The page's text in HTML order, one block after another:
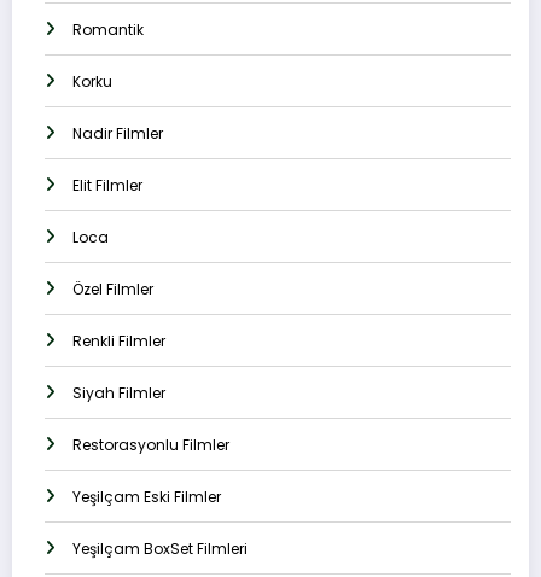
Romantik
Korku
Nadir Filmler
Elit Filmler
Loca
Özel Filmler
Renkli Filmler
Siyah Filmler
Restorasyonlu Filmler
Yeşilçam Eski Filmler
Yeşilçam BoxSet Filmleri